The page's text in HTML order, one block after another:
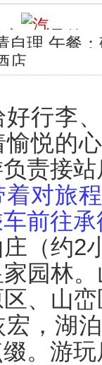
京 承德
自理 午餐
店
行李
愉悦的
责接
着对旅
前往
（约
园林
、山
宏，湖
。游